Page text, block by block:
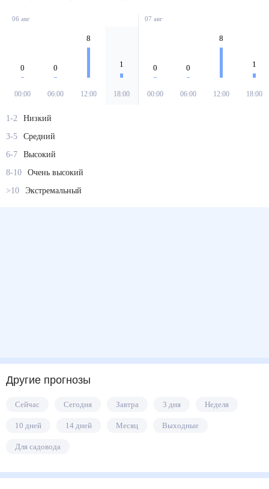
06 авг
0
00:00
0
06:00
8
12:00
1
18:00
07 авг
0
00:00
0
06:00
8
12:00
1
18:00
1-2
Низкий
3-5
Средний
6-7
Высокий
8-10
Очень высокий
>10
Экстремальный
Другие прогнозы
Сейчас Сегодня Завтра 3 дня Неделя
10 дней 14 дней Месяц Выходные
Для садовода